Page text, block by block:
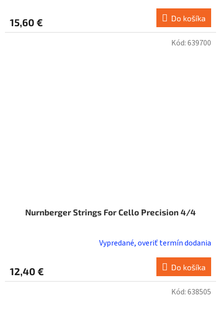
15,60 € Do košíka
Nurnberger Strings For Cello Precision 4/4
Vypredané, overiť termín dodania
12,40 € Do košíka
Kód:639700
Kód:638505